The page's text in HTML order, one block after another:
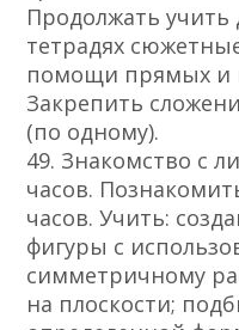
Продолжать учить
тетрадях
помощи прямых и
Закрепить
(по одному).
49. Знакомство с
часов.
часов. Учить:
фигуры с
симметричному
на плоскости;